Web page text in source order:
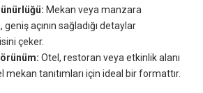
Mekan veya manzara
açının sağladığı detaylar
çeker.
Otel, restoran veya etkinlik alanı
tanıtımları için ideal bir formattır.